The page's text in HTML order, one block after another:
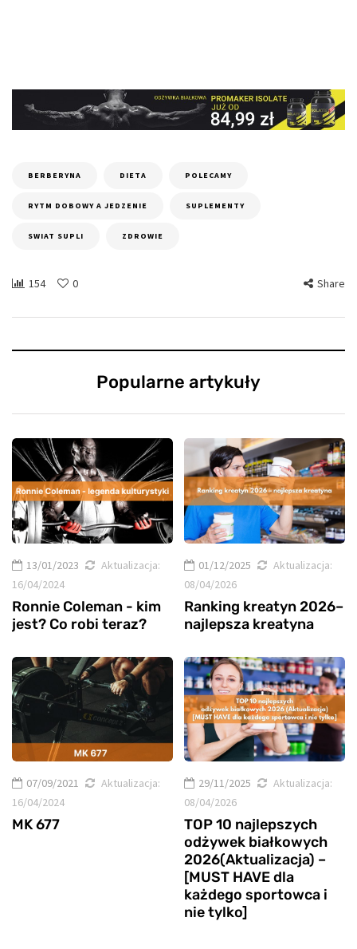
BERBERYNA DIETA POLECAMY
RYTM DOBOWY A JEDZENIE SUPLEMENTY
SWIAT SUPLI ZDROWIE
154 0 Share
Popularne artykuły
13/01/2023
Aktualizacja:
16/04/2024
Ronnie Coleman - kim
jest? Co robi teraz?
01/12/2025
Aktualizacja:
08/04/2026
Ranking kreatyn 2026–
najlepsza kreatyna
07/09/2021
Aktualizacja:
16/04/2024
MK 677
29/11/2025
Aktualizacja:
08/04/2026
TOP 10 najlepszych
odżywek białkowych
2026(Aktualizacja) –
[MUST HAVE dla
każdego sportowca i
nie tylko]